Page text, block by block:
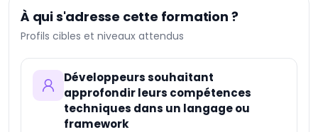
Databricks Certified
Machine Learning
Associate
Databricks Certified
Ce programme certifiant est idéal pour les
professionnels IT en quête de perfectionnement,
avec une certification officielle reconnue dans le
monde entier (États-Unis, France, Canada,
Luxembourg).
À qui s'adresse cette formation ?
Profils cibles et niveaux attendus
Développeurs souhaitant
approfondir leurs compétences
techniques dans un langage ou
framework